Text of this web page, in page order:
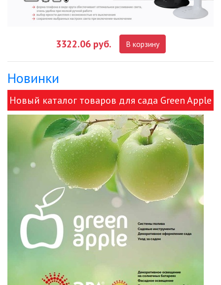
3322.06 руб. В корзину
Новинки
Новый каталог товаров для сада Green Apple
и ЭРА!